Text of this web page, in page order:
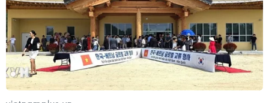
Ngày 2/12, trên địa bàn xã Vĩnh Lộc, Thành phố Hồ Chí
Minh, xảy ra vụ hỏa hoạn tại ngôi nhà nằm trong hẻm
đường Liên ấp 2-6 khiến một bé gái 8 tuổi tử vong, 3
người khác bị thương.